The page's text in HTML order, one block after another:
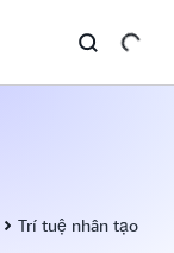
Trí tuệ nhân tạo